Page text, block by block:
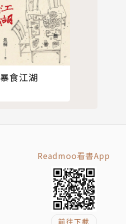
暴食江湖
Readmoo看書App
前往下載